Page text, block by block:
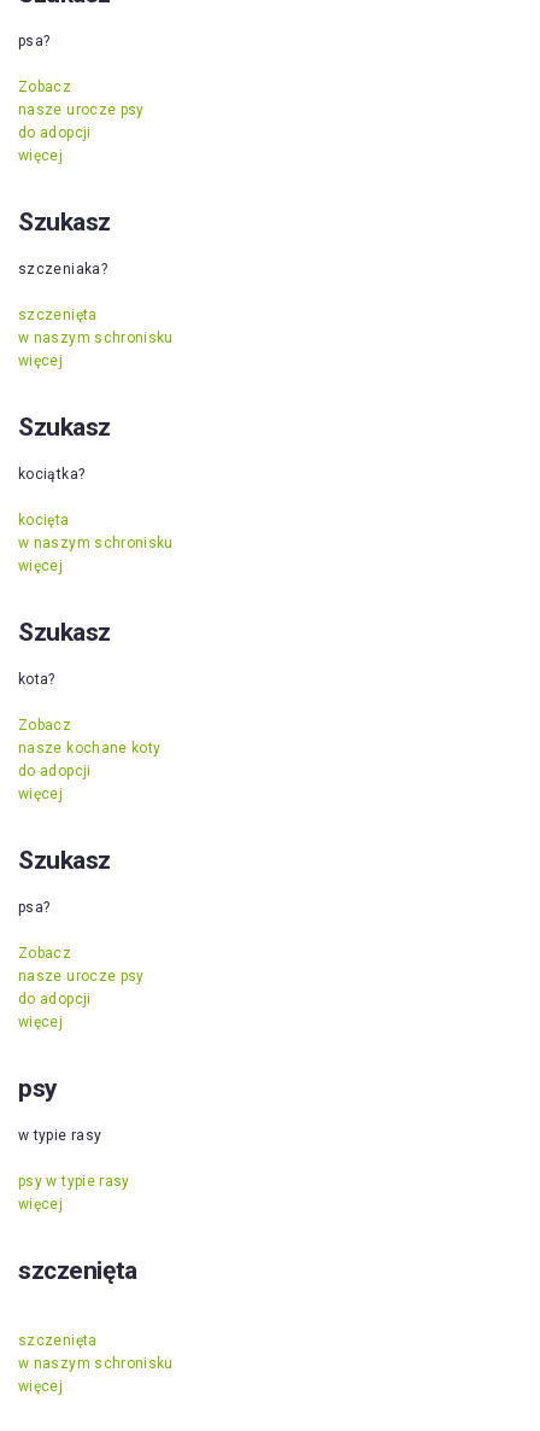
psa?
Zobacz
nasze urocze psy
do adopcji
więcej
Szukasz
szczeniaka?
szczenięta
w naszym schronisku
więcej
Szukasz
kociątka?
kocięta
w naszym schronisku
więcej
Szukasz
kota?
Zobacz
nasze kochane koty
do adopcji
więcej
Szukasz
psa?
Zobacz
nasze urocze psy
do adopcji
więcej
psy
w typie rasy
psy w typie rasy
więcej
szczenięta
szczenięta
w naszym schronisku
więcej